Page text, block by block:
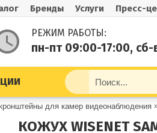
Бренды Услуги Пресс-
РЕЖИМ РАБОТЫ:
пн-пт 09:00-17:00,
для камер видеонаблюдения
КОЖУХ WISENET